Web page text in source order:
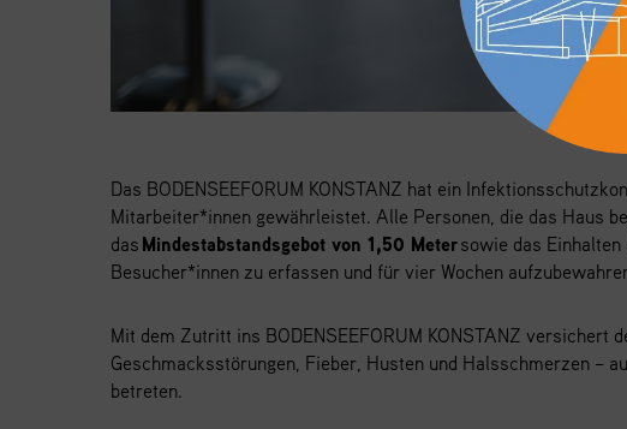
Das BODENSEEFORUM KONSTANZ hat ein
Mitarbeiter*innen gewährleistet. Alle Personen, die das Haus
das Mindestabstandsgebot von 1,50 Metersowie das Einhalten
Besucher*innen zu erfassen und für vier Wochen
Mit dem Zutritt ins BODENSEEFORUM KONSTANZ
Geschmacksstörungen, Fieber, Husten und Halsschmerzen –
betreten.